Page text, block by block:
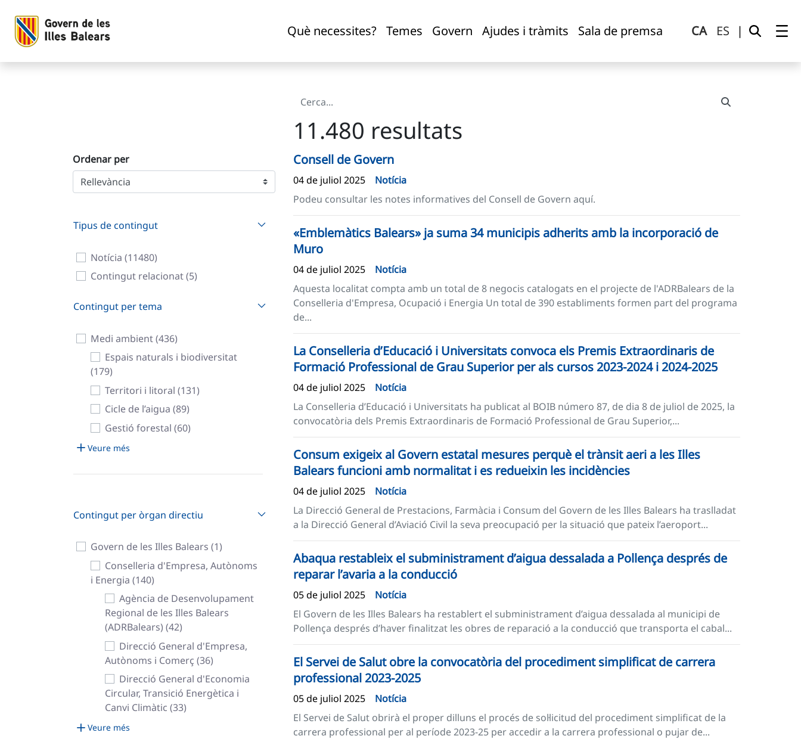
Què necessites? Temes Govern Ajudes i tràmits Sala de premsa CA ES |
Ordenar per
Tipus de contingut
Notícia (11480)
Contingut relacionat (5)
Contingut per tema
Medi ambient (436)
Espais naturals i biodiversitat
(179)
Territori i litoral (131)
Cicle de l’aigua (89)
Gestió forestal (60)
Veure més
Contingut per òrgan directiu
Govern de les Illes Balears (1)
Conselleria d'Empresa, Autònoms
i Energia (140)
Agència de Desenvolupament
Regional de les Illes Balears
(ADRBalears) (42)
Direcció General d'Empresa,
Autònoms i Comerç (36)
Direcció General d'Economia
Circular, Transició Energètica i
Canvi Climàtic (33)
Veure més
11.480 resultats
Consell de Govern
04 de juliol 2025
Notícia
Podeu consultar les notes informatives del Consell de Govern aquí.
«Emblemàtics Balears» ja suma 34 municipis adherits amb la incorporació de
Muro
04 de juliol 2025
Notícia
Aquesta localitat compta amb un total de 8 negocis catalogats en el projecte de l'ADRBalears de la
Conselleria d'Empresa, Ocupació i Energia Un total de 390 establiments formen part del programa
de...
La Conselleria d’Educació i Universitats convoca els Premis Extraordinaris de
Formació Professional de Grau Superior per als cursos 2023-2024 i 2024-2025
04 de juliol 2025
Notícia
La Conselleria d’Educació i Universitats ha publicat al BOIB número 87, de dia 8 de juliol de 2025, la
convocatòria dels Premis Extraordinaris de Formació Professional de Grau Superior,...
Consum exigeix al Govern estatal mesures perquè el trànsit aeri a les Illes
Balears funcioni amb normalitat i es redueixin les incidències
04 de juliol 2025
Notícia
La Direcció General de Prestacions, Farmàcia i Consum del Govern de les Illes Balears ha traslladat
a la Direcció General d’Aviació Civil la seva preocupació per la situació que pateix l’aeroport...
Abaqua restableix el subministrament d’aigua dessalada a Pollença després de
reparar l’avaria a la conducció
05 de juliol 2025
Notícia
El Govern de les Illes Balears ha restablert el subministrament d’aigua dessalada al municipi de
Pollença després d’haver finalitzat les obres de reparació a la conducció que transporta el cabal...
El Servei de Salut obre la convocatòria del procediment simplificat de carrera
professional 2023-2025
05 de juliol 2025
Notícia
El Servei de Salut obrirà el proper dilluns el procés de sol·licitud del procediment simplificat de la
carrera professional per al període 2023-25 per accedir a la carrera professional o pujar de...